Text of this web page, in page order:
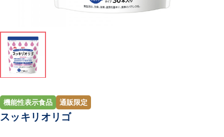
機能性表示食品 通販限定
スッキリオリゴ